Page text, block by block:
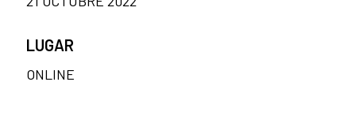
LUGAR
ONLINE